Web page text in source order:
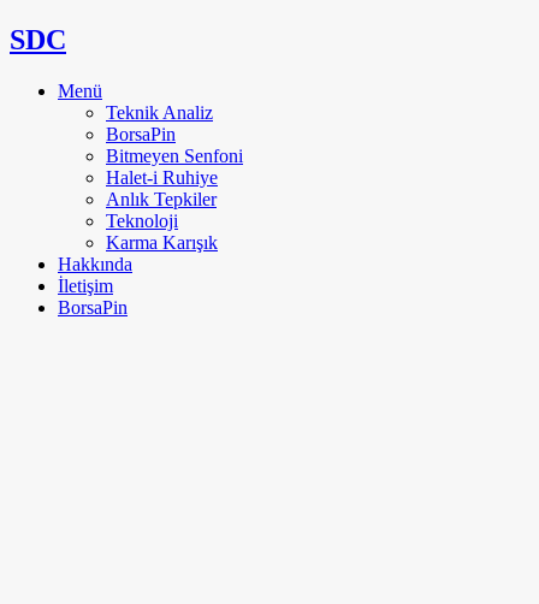
SDC
Menü
Teknik Analiz
BorsaPin
Bitmeyen Senfoni
Halet-i Ruhiye
Anlık Tepkiler
Teknoloji
Karma Karışık
Hakkında
İletişim
BorsaPin